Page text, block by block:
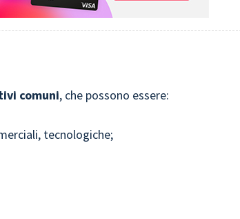
comuni, che possono essere:
tecnologiche;